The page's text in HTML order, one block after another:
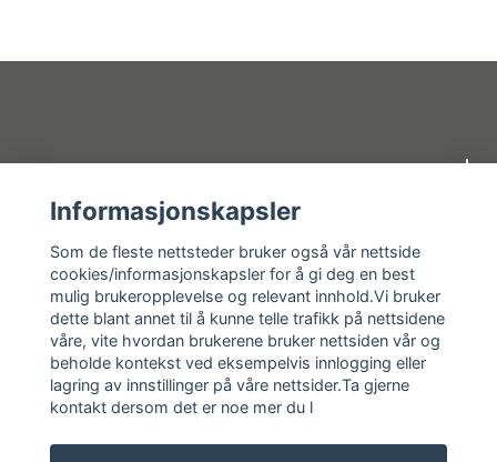
Kundeservice
Sosiale medier
Informasjonskapsler
Som de fleste nettsteder bruker også vår nettside
cookies/informasjonskapsler for å gi deg en best
mulig brukeropplevelse og relevant innhold.Vi bruker
dette blant annet til å kunne telle trafikk på nettsidene
våre, vite hvordan brukerene bruker nettsiden vår og
beholde kontekst ved eksempelvis innlogging eller
lagring av innstillinger på våre nettsider.Ta gjerne
kontakt dersom det er noe mer du l